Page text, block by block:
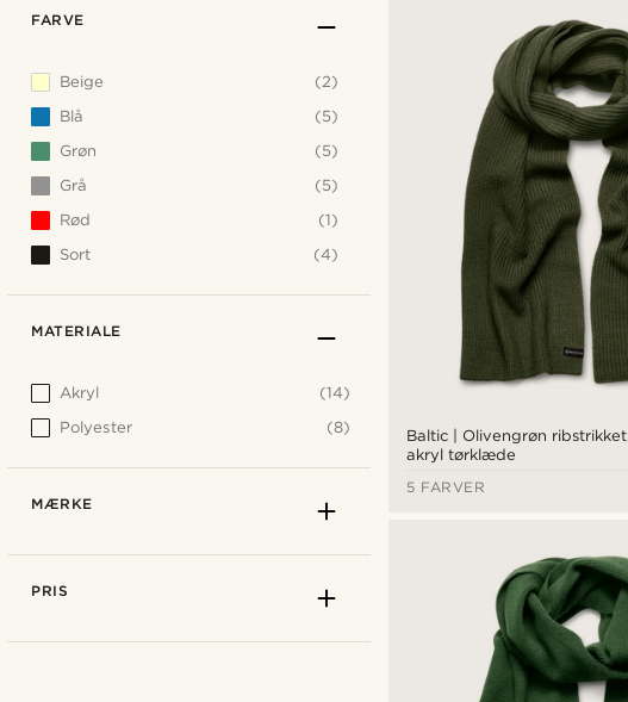
Baltic | Olivengrøn ribstrikket
akryl tørklæde
5 FARVER
FARVE
Beige
(2)
Blå
(5)
Grøn
(5)
Grå
(5)
Rød
(1)
Sort
(4)
MATERIALE
Akryl
(14)
Polyester
(8)
MÆRKE
PRIS